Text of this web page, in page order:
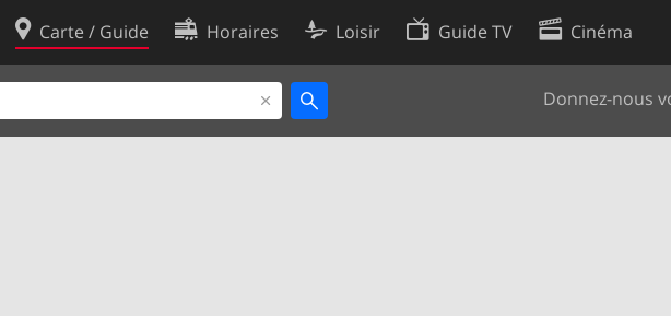
Carte / Guide Horaires Loisir Guide TV Cinéma
Donnez-nous
Politique en matière de cookies
Préférences de cookies